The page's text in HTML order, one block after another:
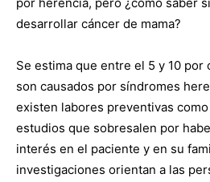
desarrollar cáncer de mama?
Se estima que entre el 5 y 10 por
son causados por síndromes
existen labores preventivas
estudios que sobresalen por
interés en el paciente y en su
investigaciones orientan a las